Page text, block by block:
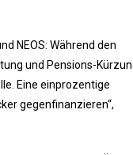
NEOS: Während den
und Pensions-
Eine einprozentige
gegenfinanzieren“,